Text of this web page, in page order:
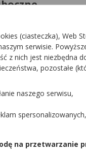
także w leczeniu
a jej
do jej
Podziel się
(ciasteczka), Web
serwisie.
z nich jest niezbędna
pozostałe
naszego serwisu,
spersonalizowanych,
na przetwarzanie